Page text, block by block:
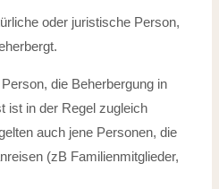
oder juristische Person,
die Beherbergung in
ist in der Regel zugleich
auch jene Personen, die
(zB Familienmitglieder,